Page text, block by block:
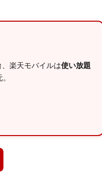
楽天モバイルは使い放題